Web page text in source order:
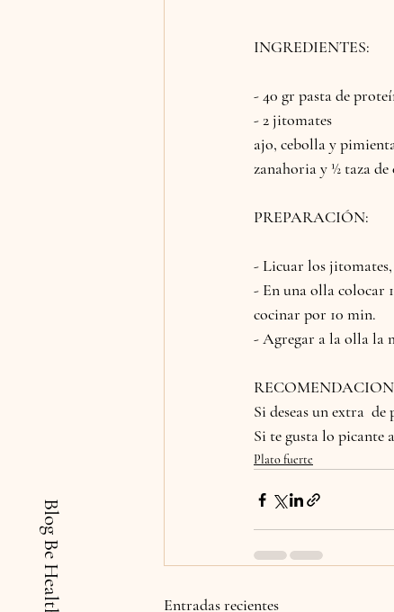
Blog Be Healthy
INGREDIENTES:
- 40 gr pasta de
- 2 jitomates
ajo, cebolla y
zanahoria y ½ taza de
PREPARACIÓN:
- Licuar los jitomates,
- En una olla colocar
cocinar por 10 min.
- Agregar a la olla la
Si deseas un extra
Si te gusta lo picante
Plato fuerte
Entradas recientes